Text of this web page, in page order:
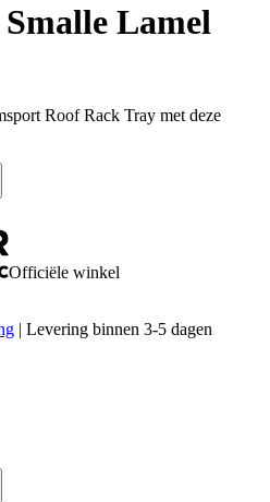
Lamel
Roof Rack Tray met deze
Officiële winkel
| Levering binnen 3-5 dagen